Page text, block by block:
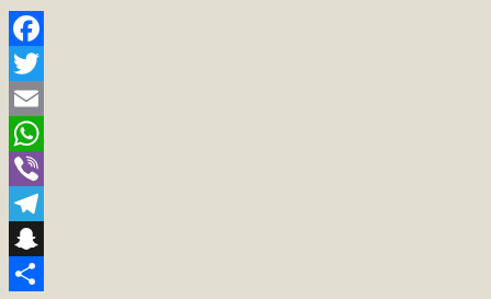
Facebook
Twitter
Email
WhatsApp
Viber
Telegram
Snapchat